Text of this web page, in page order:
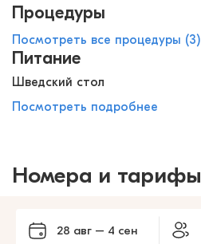
Процедуры
Посмотреть все процедуры (3)
Питание
Шведский стол
Посмотреть подробнее
Номера и тарифы
28 авг – 4 сен